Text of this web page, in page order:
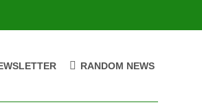
RANDOM NEWS